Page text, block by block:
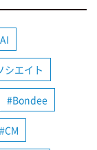
AI
シエイト
Bondee
CM